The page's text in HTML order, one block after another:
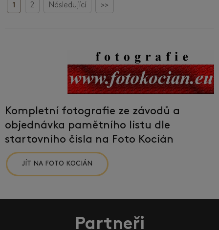
1 2 Následující >>
Kompletní fotografie ze závodů a
objednávka pamětního listu dle
startovního čísla na Foto Kocián
JÍT NA FOTO KOCIÁN
Partneři